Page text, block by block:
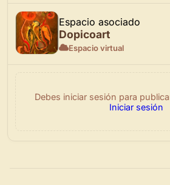
Espacio asociado
Dopicoart
Espacio virtual
Debes iniciar sesión para
Iniciar sesión